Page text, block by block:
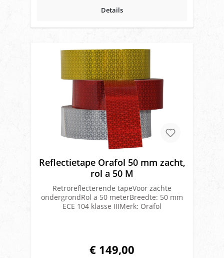
Details
Reflectietape Orafol 50 mm zacht,
rol a 50 M
Retroreflecterende tapeVoor zachte
ondergrondRol a 50 meterBreedte: 50 mm
ECE 104 klasse IIIMerk: Orafol
€ 149,00